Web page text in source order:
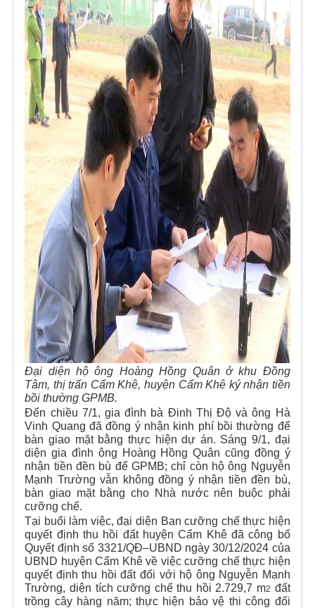
Đại diện hộ ông Hoàng Hồng Quân ở khu Đồng
Tâm, thị trấn Cẩm Khê, huyện Cẩm Khê ký nhận tiền
bồi thường GPMB.
Đến chiều 7/1, gia đình bà Đinh Thị Độ và ông Hà
Vinh Quang đã đồng ý nhận kinh phí bồi thường để
bàn giao mặt bằng thực hiện dự án. Sáng 9/1, đại
diện gia đình ông Hoàng Hồng Quân cũng đồng ý
nhận tiền đền bù để GPMB; chỉ còn hộ ông Nguyễn
Mạnh Trường vẫn không đồng ý nhận tiền đền bù,
bàn giao mặt bằng cho Nhà nước nên buộc phải
cưỡng chế.
Tại buổi làm việc, đại diện Ban cưỡng chế thực hiện
quyết định thu hồi đất huyện Cẩm Khê đã công bố
Quyết định số 3321/QĐ–UBND ngày 30/12/2024 của
UBND huyện Cẩm Khê về việc cưỡng chế thực hiện
quyết định thu hồi đất đối với hộ ông Nguyễn Mạnh
Trường, diện tích cưỡng chế thu hồi 2.729,7 m2 đất
trồng cây hàng năm; thực hiện bảo vệ thi công đối